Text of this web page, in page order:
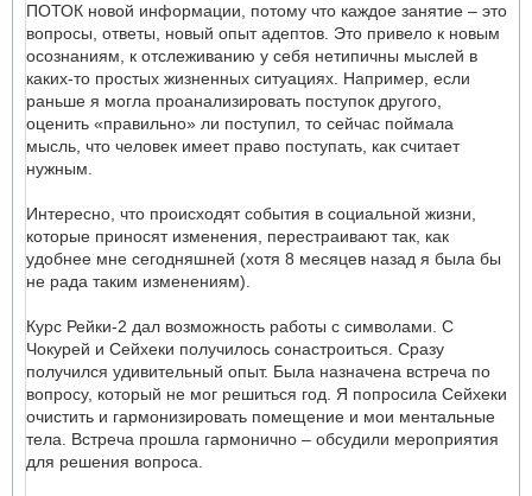
ПОТОК новой информации, потому что каждое занятие – это
вопросы, ответы, новый опыт адептов. Это привело к новым
осознаниям, к отслеживанию у себя нетипичны мыслей в
каких-то простых жизненных ситуациях. Например, если
раньше я могла проанализировать поступок другого,
оценить «правильно» ли поступил, то сейчас поймала
мысль, что человек имеет право поступать, как считает
нужным.
Интересно, что происходят события в социальной жизни,
которые приносят изменения, перестраивают так, как
удобнее мне сегодняшней (хотя 8 месяцев назад я была бы
не рада таким изменениям).
Курс Рейки-2 дал возможность работы с символами. С
Чокурей и Сейхеки получилось сонастроиться. Сразу
получился удивительный опыт. Была назначена встреча по
вопросу, который не мог решиться год. Я попросила Сейхеки
очистить и гармонизировать помещение и мои ментальные
тела. Встреча прошла гармонично – обсудили мероприятия
для решения вопроса.